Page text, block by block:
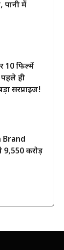
पानी में
10 फिल्में
ही
सरप्राइज!
Brand
9,550 करोड़